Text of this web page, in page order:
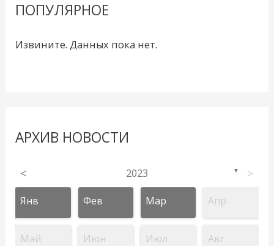
ПОПУЛЯРНОЕ
Извините. Данных пока нет.
АРХИВ НОВОСТИ
< 2023 ▼ >
Янв Фев Мар Апр
Май Июн Июл Авг